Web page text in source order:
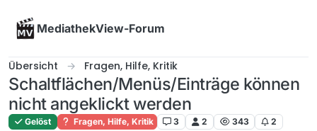
MediathekView-Forum
Übersicht Fragen, Hilfe, Kritik
Schaltflächen/Menüs/Einträge können
nicht angeklickt werden
Gelöst Fragen, Hilfe, Kritik 3 2 343 2